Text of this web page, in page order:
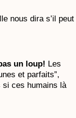
nous dira s’il peut
un loup! Les
et parfaits”,
si ces humains là